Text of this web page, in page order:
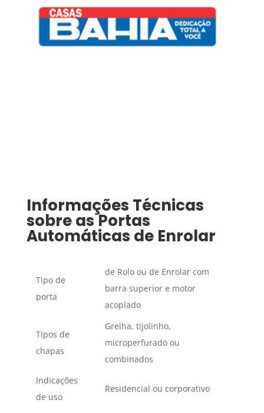
Informações Técnicas
sobre as Portas
Automáticas de Enrolar
Tipo de
porta
de Rolo ou de Enrolar com
barra superior e motor
acoplado
Tipos de
chapas
Grelha, tijolinho,
microperfurado ou
combinados
Indicações
de uso
Residencial ou corporativo